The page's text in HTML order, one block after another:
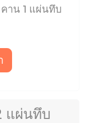
าน 1 แผ่นทึบ
แผ่นทึบ